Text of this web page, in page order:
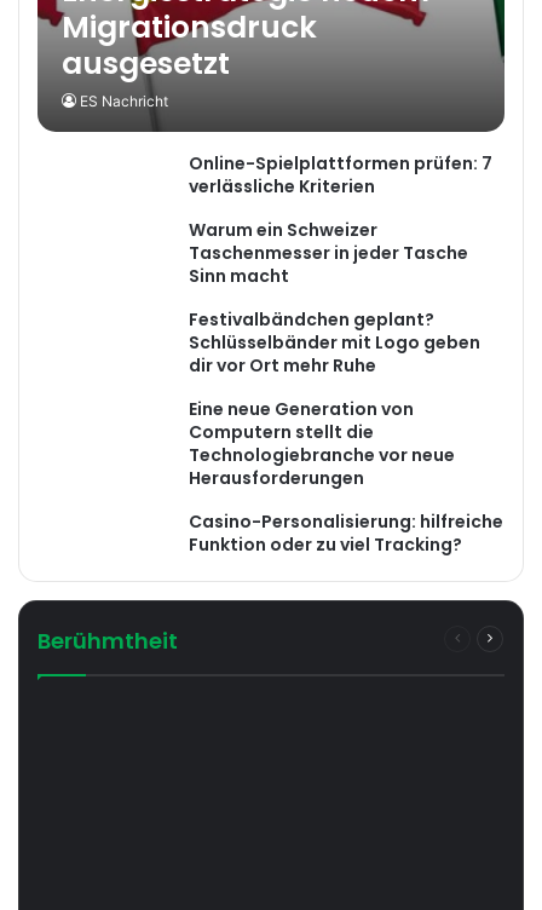
Migrationsdruck
ausgesetzt
ES Nachricht
Online-Spielplattformen prüfen: 7
verlässliche Kriterien
Warum ein Schweizer
Taschenmesser in jeder Tasche
Sinn macht
Festivalbändchen geplant?
Schlüsselbänder mit Logo geben
dir vor Ort mehr Ruhe
Eine neue Generation von
Computern stellt die
Technologiebranche vor neue
Herausforderungen
Casino-Personalisierung: hilfreiche
Funktion oder zu viel Tracking?
Berühmtheit
Previous